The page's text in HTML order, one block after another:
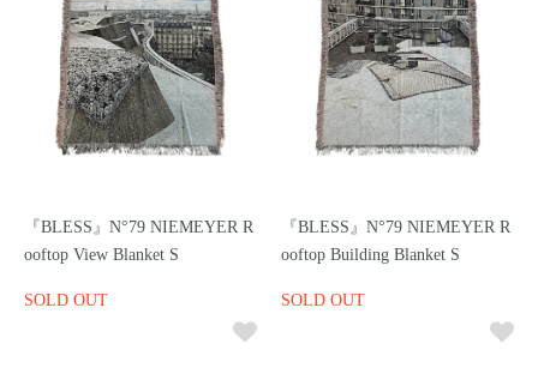
『BLESS』N°79 NIEMEYER R
ooftop View Blanket S
SOLD OUT
『BLESS』N°79 NIEMEYER R
ooftop Building Blanket S
SOLD OUT